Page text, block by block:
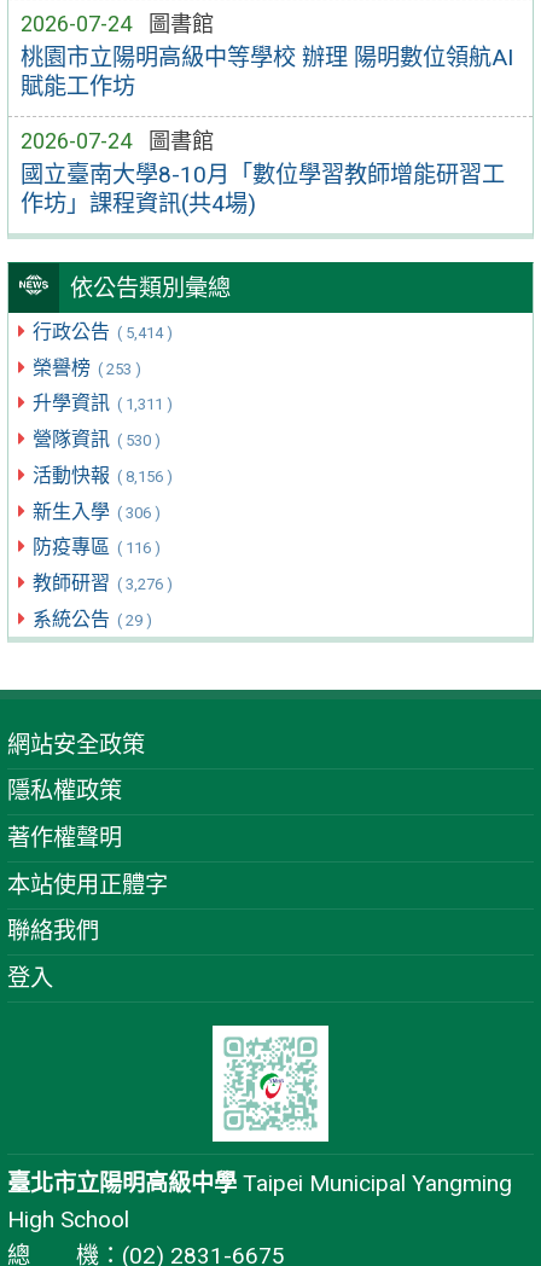
2026-07-24 圖書館
桃園市立陽明高級中等學校 辦理 陽明數位領航AI
賦能工作坊
2026-07-24 圖書館
國立臺南大學8-10月「數位學習教師增能研習工
作坊」課程資訊(共4場)
依公告類別彙總
行政公告 ( 5,414 )
榮譽榜 ( 253 )
升學資訊 ( 1,311 )
營隊資訊 ( 530 )
活動快報 ( 8,156 )
新生入學 ( 306 )
防疫專區 ( 116 )
教師研習 ( 3,276 )
系統公告 ( 29 )
網站安全政策
隱私權政策
著作權聲明
本站使用正體字
聯絡我們
登入
臺北市立陽明高級中學 Taipei Municipal Yangming
High School
總 機：(02) 2831-6675